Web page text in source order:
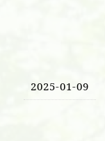
2025-01-09